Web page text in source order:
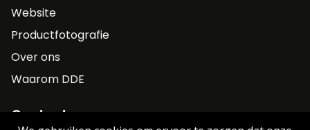
Website
Productfotografie
Over ons
Waarom DDE
Contact